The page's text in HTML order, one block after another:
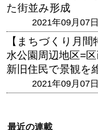
た街並み形成
2021年09月07
【まちづくり月
水公園周辺地区=
新旧住民で景観を
2021年09月07
最近の連載